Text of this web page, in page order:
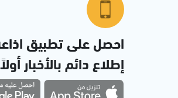
احصل على تطبيق
إطلاع دائم بالأخبار